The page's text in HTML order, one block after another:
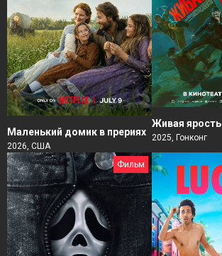
Маленький домик в прериях
2026, США
Живая ярость
2025, Гонконг
Фильм